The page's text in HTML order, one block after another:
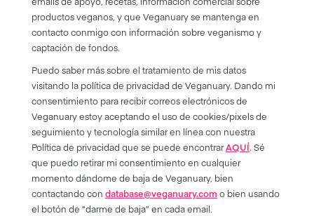
productos veganos, y que Veganuary se mantenga en
contacto conmigo con información sobre veganismo y
captación de fondos.
Puedo saber más sobre el tratamiento de mis datos
visitando la política de privacidad de Veganuary. Dando mi
consentimiento para recibir correos electrónicos de
Veganuary estoy aceptando el uso de cookies/pixels de
seguimiento y tecnología similar en línea con nuestra
Política de privacidad que se puede encontrarAQUÍ. Sé
que puedo retirar mi consentimiento en cualquier
momento dándome de baja de Veganuary, bien
contactando con database@veganuary.com o bien usando
el botón de “darme de baja” en cada email.